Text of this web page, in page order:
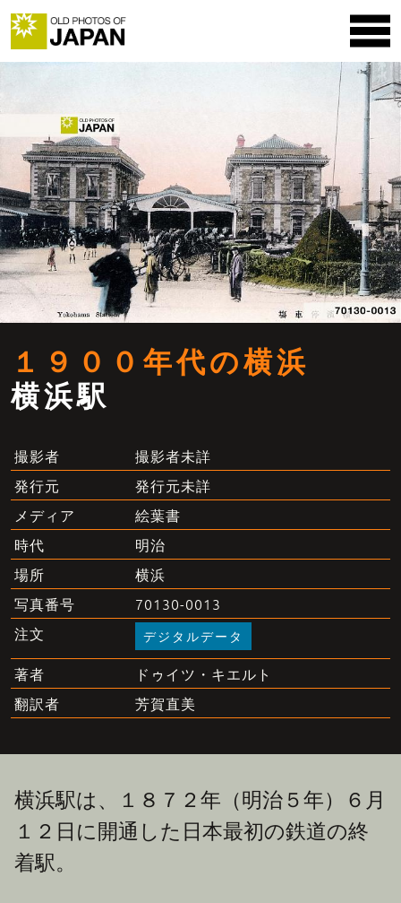
１９００年代の横浜
横浜駅
撮影者 撮影者未詳
発行元 発行元未詳
メディア 絵葉書
時代 明治
場所 横浜
写真番号 70130-0013
注文 デジタルデータ
著者 ドゥイツ・キエルト
翻訳者 芳賀直美
横浜駅は、１８７２年（明治５年）６月
１２日に開通した日本最初の鉄道の終
着駅。